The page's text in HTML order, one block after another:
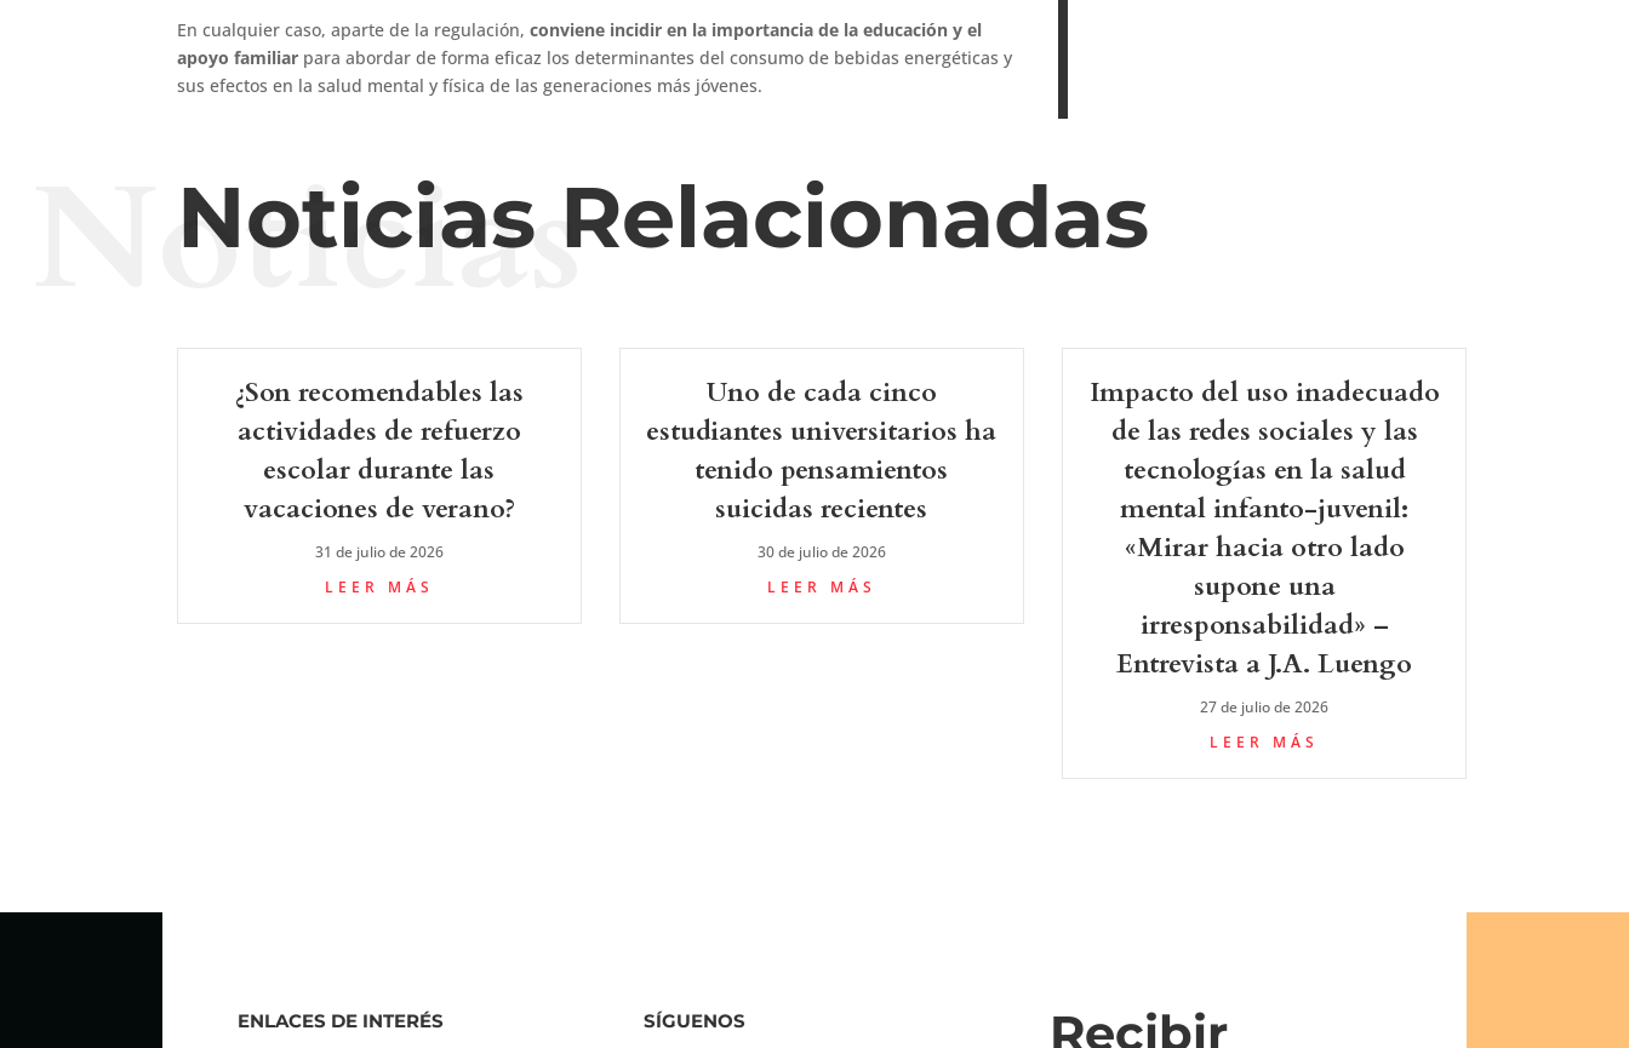
En cualquier caso, aparte de la regulación,conviene incidir en la importancia de la educación y el
apoyo familiar para abordar de forma eficaz los determinantes del consumo de bebidas energéticas y
sus efectos en la salud mental y física de las generaciones más jóvenes.
Noticias Relacionadas
Noticias
¿Son recomendables las
actividades de refuerzo
escolar durante las
vacaciones de verano?
31 de julio de 2026
LEER MÁS
Uno de cada cinco
estudiantes universitarios ha
tenido pensamientos
suicidas recientes
30 de julio de 2026
LEER MÁS
Impacto del uso inadecuado
de las redes sociales y las
tecnologías en la salud
mental infanto-juvenil:
«Mirar hacia otro lado
supone una
irresponsabilidad» –
Entrevista a J.A. Luengo
27 de julio de 2026
LEER MÁS
ENLACES DE INTERÉS SÍGUENOS Recibir